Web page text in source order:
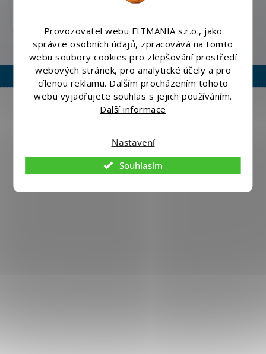
Provozovatel webu FITMANIA s.r.o., jako
správce osobních údajů, zpracovává na tomto
webu soubory cookies pro zlepšování prostředí
webových stránek, pro analytické účely a pro
cílenou reklamu. Dalším procházením tohoto
webu vyjadřujete souhlas s jejich používáním.
Další informace
Nastavení
Souhlasím
Shoptet |Nakódoval eshopGuru
Copyright 2026Eshopmania.cz. Všechna práva vyhrazena.
Upravit nastavení cookies